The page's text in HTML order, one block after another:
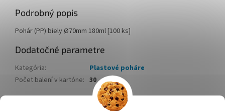
Podrobný popis
Pohár (PP) biely Ø70mm 180ml [100 ks]
Dodatočné parametre
Kategória:
Plastové poháre
Počet balení v kartóne: 30